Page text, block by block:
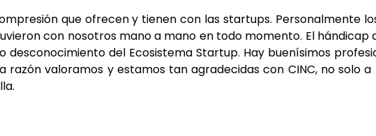
que ofrecen y tienen con las startups. Personalmente
con nosotros mano a mano en todo momento. El hándicap
desconocimiento del Ecosistema Startup. Hay buenísimos
razón valoramos y estamos tan agradecidas con CINC, no solo a